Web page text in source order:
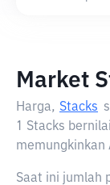
Market
Harga, Stacks
1 Stacks
memungkinkan
Saat ini jumlah